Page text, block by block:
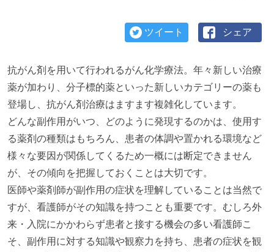
ツイート シェア
抗がん剤を用いて行われるがん化学療法。年々新しい治療
薬が加わり、分子標的薬といった新しいカテゴリーの薬も
登場し、抗がん剤治療はますます複雑化しています。
どんな副作用がいつ、どのように発現するのかは、使用す
る薬剤の種類はもちろん、患者の体調や置かれる環境など
様々な要因が関係してくるため一概には断定できません
が、その傾向を把握しておくことは大切です。
医師や薬剤師が副作用の症状を理解していることは当然で
すが、看護師がその知識を持つことも重要です。むしろ外
来・入院にかかわらず患者と接する機会の多い看護師こ
そ、副作用に対する知識や観察力を持ち、患者の症状を観